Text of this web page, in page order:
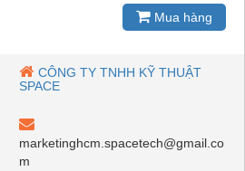
Mua hàng
CÔNG TY TNHH KỸ THUẬT
SPACE
marketinghcm.spacetech@gmail.co
m